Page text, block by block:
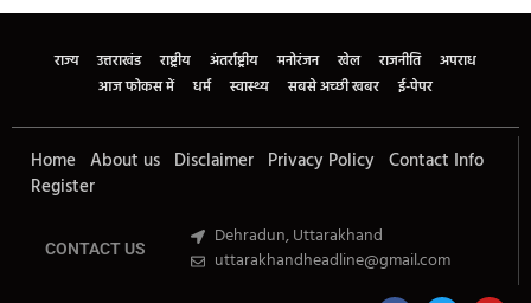
राज्य उत्तराखंड राष्ट्रीय अंतर्राष्ट्रीय मनोरंजन खेल राजनीति
अपराध
आज फोकस में
धर्म स्वास्थ्य सबसे अच्छी खबर ई-पेपर
Home About us Disclaimer Privacy Policy Contact Info
Register
CONTACT US
Dehradun, Uttarakhand
uttarakhandheadline@gmail.com